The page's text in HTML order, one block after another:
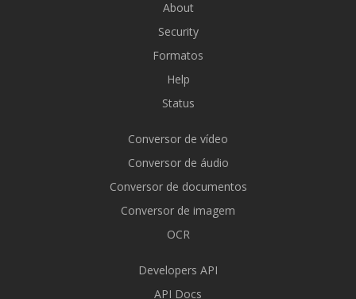
About
Security
Formatos
Help
Status
Conversor de vídeo
Conversor de áudio
Conversor de documentos
Conversor de imagem
OCR
Developers API
API Docs